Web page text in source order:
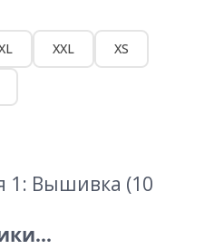
XXL XS
1: Вышивка (10